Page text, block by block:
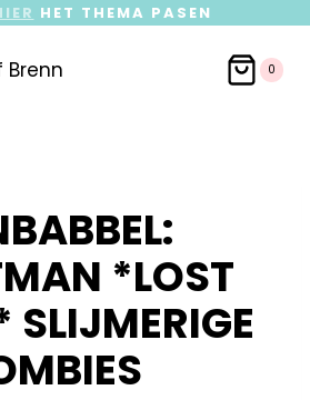
HET THEMA PASEN
0
*LOST
SLIJMERIGE